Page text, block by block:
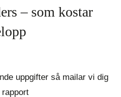
– som kostar
uppgifter så mailar vi dig